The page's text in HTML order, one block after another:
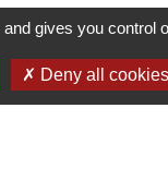
2 dans le canapé.
pas aux
gives you control
Deny all cookies